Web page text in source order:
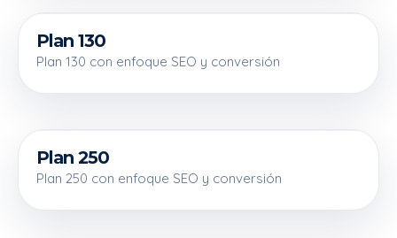
130 €
Plan 130
Plan 130 con enfoque SEO y conversión
250 €
Plan 250
Plan 250 con enfoque SEO y conversión